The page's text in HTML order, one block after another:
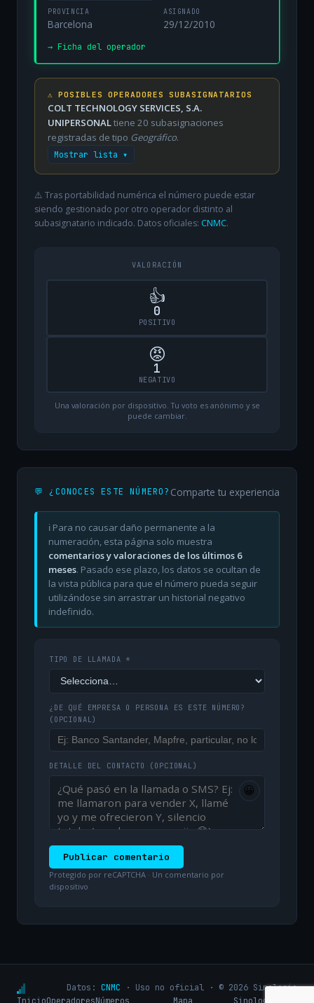
PROVINCIA
Barcelona
ASIGNADO
29/12/2010
→ Ficha del operador
⚠️ POSIBLES OPERADORES SUBASIGNATARIOS
COLT TECHNOLOGY SERVICES, S.A.
UNIPERSONALtiene 20 subasignaciones
registradas de tipo Geográfico.
Mostrar lista ▾
⚠️ Tras portabilidad numérica el número puede estar
siendo gestionado por otro operador distinto al
subasignatario indicado. Datos oficiales: CNMC.
VALORACIÓN
👍
0
POSITIVO
😡
1
NEGATIVO
Una valoración por dispositivo. Tu voto es anónimo y se
puede cambiar.
💬 ¿CONOCES ESTE NÚMERO? Comparte tu experiencia
ℹ️ Para no causar daño permanente a la
numeración, esta página solo muestra
comentarios y valoraciones de los últimos 6
meses. Pasado ese plazo, los datos se ocultan de
la vista pública para que el número pueda seguir
utilizándose sin arrastrar un historial negativo
indefinido.
TIPO DE LLAMADA *
¿DE QUÉ EMPRESA O PERSONA ES ESTE NÚMERO?
(OPCIONAL)
DETALLE DEL CONTACTO (OPCIONAL)
😀
Publicar comentario
Protegido por reCAPTCHA · Un comentario por
dispositivo
Datos: CNMC · Uso no oficial · © 2026 Sinologic